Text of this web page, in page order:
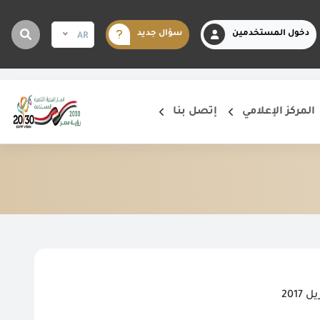
دخول المستخدمين سؤال جديد AR
المركز الإعلامي إتصل بنا